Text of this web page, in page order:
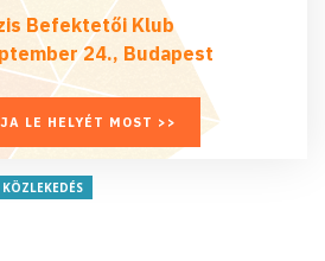
Befektetői Klub
24., Budapest
LE HELYÉT MOST >>